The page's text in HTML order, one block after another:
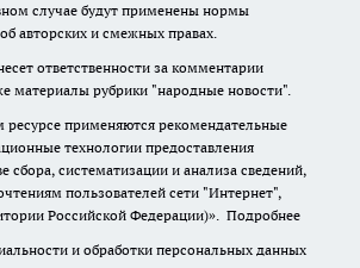
случае будут применены нормы
авторских и смежных правах.
ответственности за комментарии
материалы рубрики "народные новости".
применяются рекомендательные
технологии предоставления
сбора, систематизации и анализа сведений,
пользователей сети "Интернет",
Российской Федерации)». Подробнее
и обработки персональных данных